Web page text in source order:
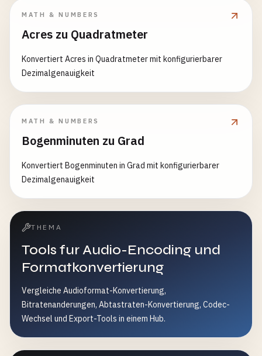
MATH & NUMBERS
Acres zu Quadratmeter
Konvertiert Acres in Quadratmeter mit konfigurierbarer
Dezimalgenauigkeit
MATH & NUMBERS
Bogenminuten zu Grad
Konvertiert Bogenminuten in Grad mit konfigurierbarer
Dezimalgenauigkeit
THEMA
Tools fur Audio-Encoding und
Formatkonvertierung
Vergleiche Audioformat-Konvertierung,
Bitratenanderungen, Abtastraten-Konvertierung, Codec-
Wechsel und Export-Tools in einem Hub.